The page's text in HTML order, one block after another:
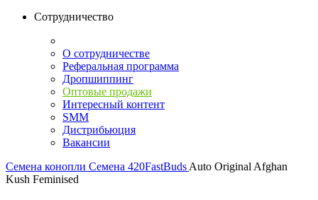
Сотрудничество
О сотрудничестве
Реферальная программа
Дропшиппинг
Оптовые продажи
Интересный контент
SMM
Дистрибьюция
Вакансии
Семена конопли Cемена 420FastBuds Auto Original Afghan
Kush Feminised